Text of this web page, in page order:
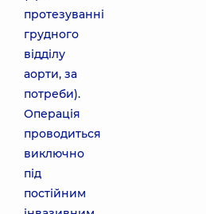
протезуванні
грудного
відділу
аорти, за
потреби).
Операція
проводиться
виключно
під
постійним